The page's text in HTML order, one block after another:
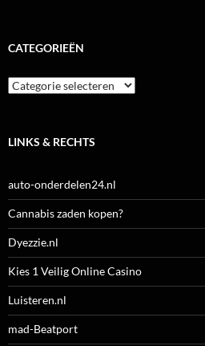
CATEGORIEËN
Categorieën
LINKS & RECHTS
auto-onderdelen24.nl
Cannabis zaden kopen?
Dyezzie.nl
Kies 1 Veilig Online Casino
Luisteren.nl
mad-Beatport